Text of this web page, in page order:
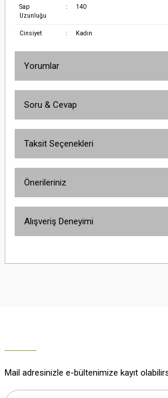
Sap
Uzunluğu
: 140
Cinsiyet : Kadın
Yorumlar
Soru & Cevap
Taksit Seçenekleri
Önerileriniz
yetersiz gördüğünüz noktaları öneri formunu
Alışveriş Deneyimi
Mail adresinizle e-bültenimize kayıt